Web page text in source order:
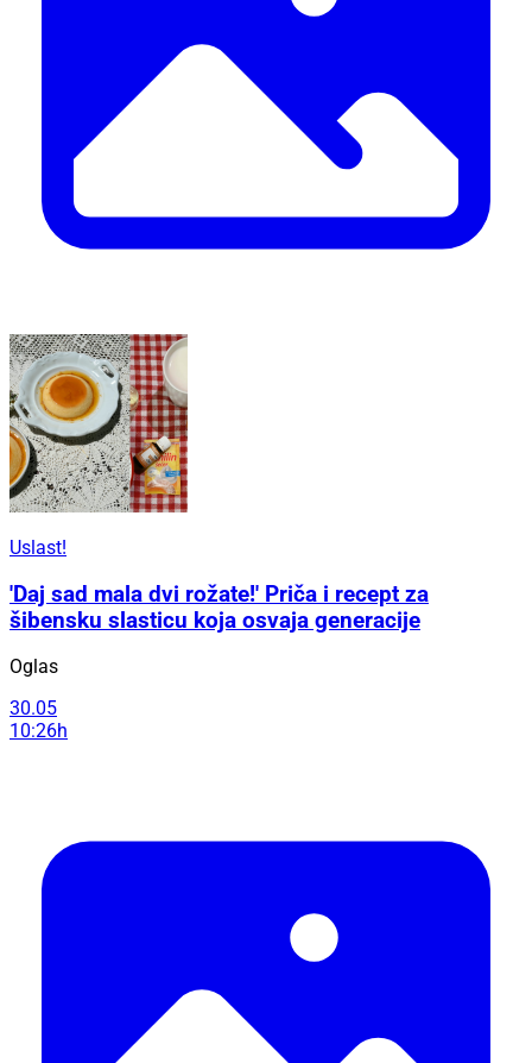
Uslast!
'Daj sad mala dvi rožate!' Priča i recept za
šibensku slasticu koja osvaja generacije
Oglas
30.05
10:26h